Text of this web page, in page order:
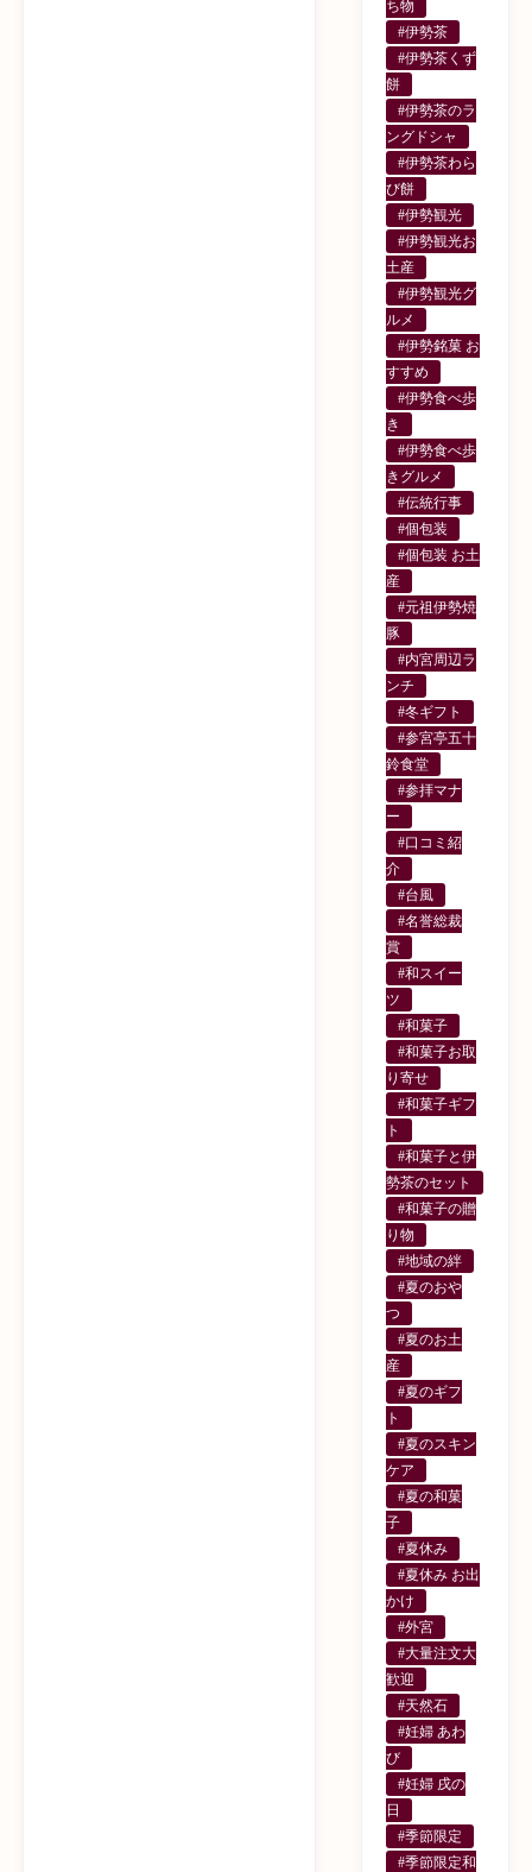
ち物
#伊勢茶
#伊勢茶くず
餅
#伊勢茶のラ
ングドシャ
#伊勢茶わら
び餅
#伊勢観光
#伊勢観光お
土産
#伊勢観光グ
ルメ
#伊勢銘菓 お
すすめ
#伊勢食べ歩
き
#伊勢食べ歩
きグルメ
#伝統行事
#個包装
#個包装 お土
産
#元祖伊勢焼
豚
#内宮周辺ラ
ンチ
#冬ギフト
#参宮亭五十
鈴食堂
#参拝マナ
ー
#口コミ紹
介
#台風
#名誉総裁
賞
#和スイー
ツ
#和菓子
#和菓子お取
り寄せ
#和菓子ギフ
ト
#和菓子と伊
勢茶のセット
#和菓子の贈
り物
#地域の絆
#夏のおや
つ
#夏のお土
産
#夏のギフ
ト
#夏のスキン
ケア
#夏の和菓
子
#夏休み
#夏休み お出
かけ
#外宮
#大量注文大
歓迎
#天然石
#妊婦 あわ
び
#妊婦 戌の
日
#季節限定
#季節限定和